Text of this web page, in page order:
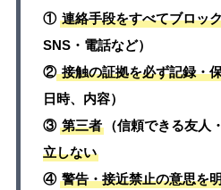
①連絡手段をすべてブロッ
SNS・電話など）
②接触の証拠を必ず記録・
日時、内容）
③第三者 （信頼できる友人
立しない
④警告・接近禁止の意思を